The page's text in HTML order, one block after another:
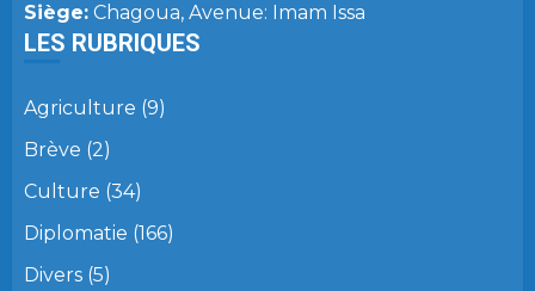
Siège: Chagoua, Avenue: Imam Issa
LES RUBRIQUES
Agriculture (9)
Brève (2)
Culture (34)
Diplomatie (166)
Divers (5)